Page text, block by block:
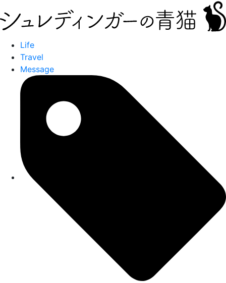
Life
Travel
Message